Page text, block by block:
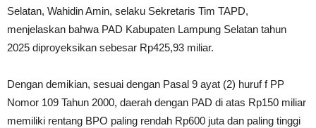
Selatan, Wahidin Amin, selaku Sekretaris Tim TAPD,
menjelaskan bahwa PAD Kabupaten Lampung Selatan tahun
2025 diproyeksikan sebesar Rp425,93 miliar.
Dengan demikian, sesuai dengan Pasal 9 ayat (2) huruf f PP
Nomor 109 Tahun 2000, daerah dengan PAD di atas Rp150 miliar
memiliki rentang BPO paling rendah Rp600 juta dan paling tinggi